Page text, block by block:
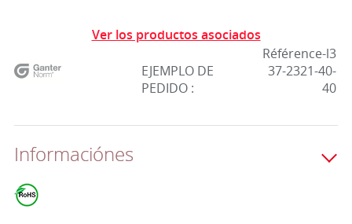
Ver los productos asociados
EJEMPLO DE
PEDIDO :
Référence-l3
37-2321-40-
40
Informaciónes